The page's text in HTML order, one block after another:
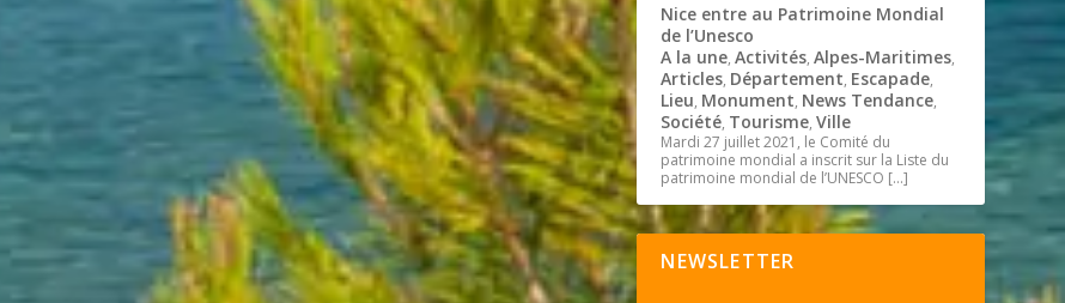
Nice entre au Patrimoine Mondial
de l’Unesco
A la une,Activités,Alpes-Maritimes,
Articles, Département, Escapade,
Lieu, Monument, News Tendance,
Société, Tourisme,Ville
Mardi 27 juillet 2021, le Comité du
patrimoine mondial a inscrit sur la Liste du
patrimoine mondial de l’UNESCO […]
NEWSLETTER